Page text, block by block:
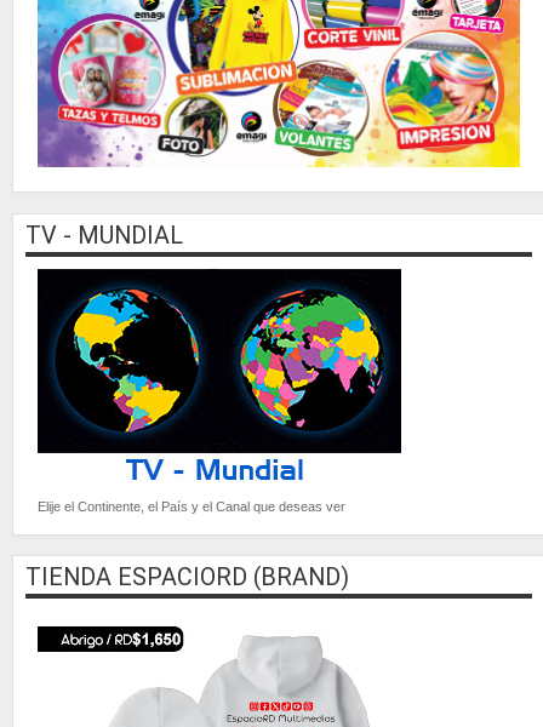
TV - MUNDIAL
Elije el Continente, el País y el Canal que deseas ver
TIENDA ESPACIORD (BRAND)